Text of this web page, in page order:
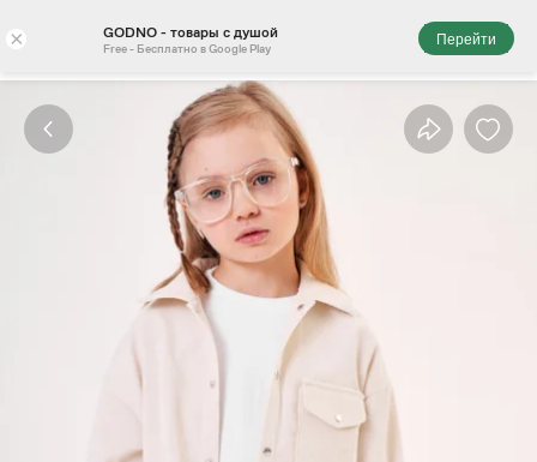
× GODNO - товары с душой
Free - Бесплатно в Google Play
Перейти